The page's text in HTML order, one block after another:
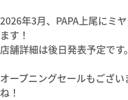
2026年3月、PAPA上尾にミ
ます！
店舗詳細は後日発表予定です。
オープニングセールもござ
ね！